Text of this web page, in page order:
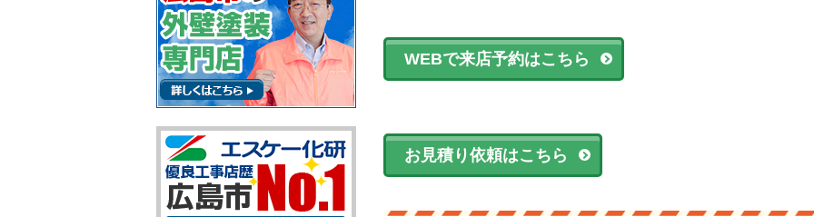
WEBで来店予約はこちら
お見積り依頼はこちら